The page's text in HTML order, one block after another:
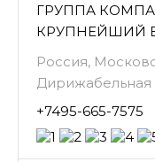
ГРУППА
КРУПНЕЙШИЙ
Россия,
Дирижабельная
+7495-665-7575